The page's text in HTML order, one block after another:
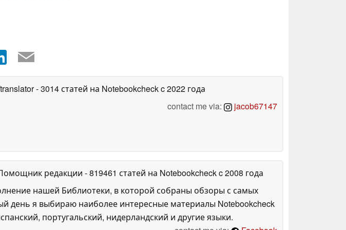
- 3014 статей на Notebookcheckc 2022 года
contact me via:
jacob67147
редакции - 819461 статей на Notebookcheckc 2008 года
нашей Библиотеки, в которой собраны обзоры с самых
день я выбираю наиболее интересные материалы Notebookcheck
португальский, нидерландский и другие языки.